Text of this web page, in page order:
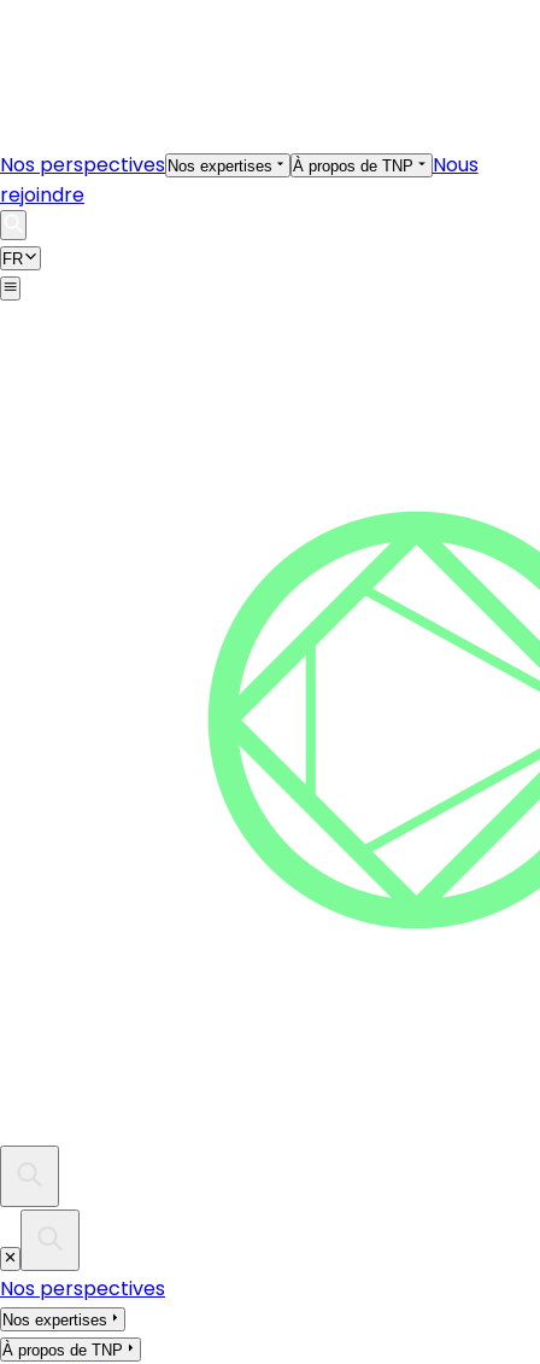
Nos perspectives Nos expertises À propos de TNP
Nous
rejoindre
FR
Nos perspectives
Nos expertises
À propos de TNP